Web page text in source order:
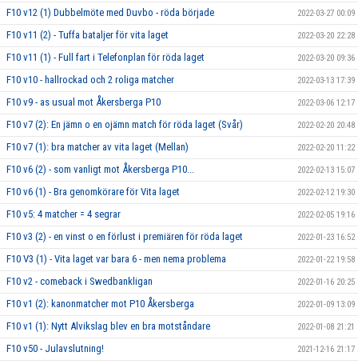
F10 v12 (1) Dubbelmöte med Duvbo - röda började 2022-03-27 00:09
F10 v11 (2) - Tuffa bataljer för vita laget 2022-03-20 22:28
F10 v11 (1) - Full fart i Telefonplan för röda laget 2022-03-20 09:36
F10 v10 - hallrockad och 2 roliga matcher 2022-03-13 17:39
F10 v9 - as usual mot Åkersberga P10 2022-03-06 12:17
F10 v7 (2): En jämn o en ojämn match för röda laget (Svår) 2022-02-20 20:48
F10 v7 (1): bra matcher av vita laget (Mellan) 2022-02-20 11:22
F10 v6 (2) - som vanligt mot Åkersberga P10... 2022-02-13 15:07
F10 v6 (1) - Bra genomkörare för Vita laget 2022-02-12 19:30
F10 v5: 4 matcher = 4 segrar 2022-02-05 19:16
F10 v3 (2) - en vinst o en förlust i premiären för röda laget 2022-01-23 16:52
F10 V3 (1) - Vita laget var bara 6 - men nema problema 2022-01-22 19:58
F10 v2 - comeback i Swedbankligan 2022-01-16 20:25
F10 v1 (2): kanonmatcher mot P10 Åkersberga 2022-01-09 13:09
F10 v1 (1): Nytt Alvikslag blev en bra motståndare 2022-01-08 21:21
F10 v50 - Julavslutning! 2021-12-16 21:17